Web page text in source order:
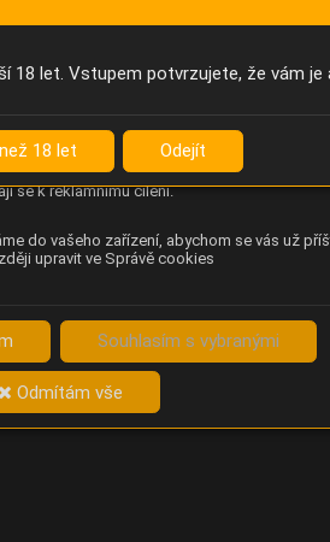
(pohyb kurzoru, kliknutí, procházení
e-shopu Betelné škopek pomáhá
zpracovává služba Contentsquare
se k reklamnímu cílení.
do vašeho zařízení, abychom se vás už
upravit ve Správě cookies
Souhlasím s vybranými
Odmítám vše
18 let. Vstupem potvrzujete, že vám je
18 let Odejít